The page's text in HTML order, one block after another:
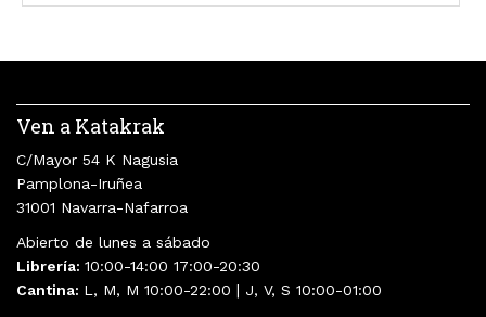
Ven a Katakrak
C/Mayor 54 K Nagusia
Pamplona-Iruñea
31001 Navarra-Nafarroa
Abierto de lunes a sábado
Librería: 10:00-14:00 17:00-20:30
Cantina: L, M, M 10:00-22:00 | J, V, S 10:00-01:00